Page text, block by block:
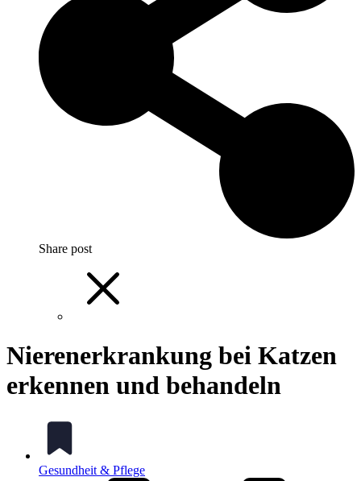
Share post
Nierenerkrankung bei Katzen
erkennen und behandeln
Gesundheit & Pflege